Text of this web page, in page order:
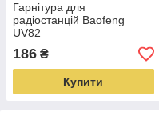
Гарнітура для
радіостанцій Baofeng
UV82
186 ₴
Купити